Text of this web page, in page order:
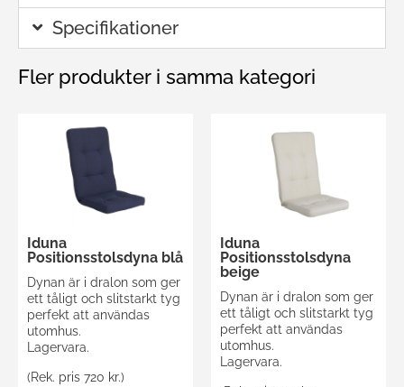
Specifikationer
Fler produkter i samma kategori
Iduna
Positionsstolsdyna blå
Dynan är i dralon som ger
ett tåligt och slitstarkt tyg
perfekt att användas
utomhus.
Lagervara.
(Rek. pris 720 kr.)
Iduna
Positionsstolsdyna
beige
Dynan är i dralon som ger
ett tåligt och slitstarkt tyg
perfekt att användas
utomhus.
Lagervara.